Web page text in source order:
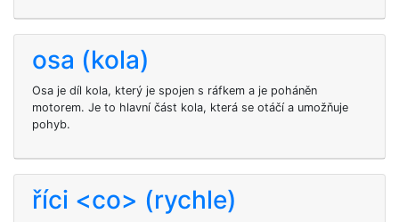
osa (kola)
Osa je díl kola, který je spojen s ráfkem a je poháněn
motorem. Je to hlavní část kola, která se otáčí a umožňuje
pohyb.
říci <co> (rychle)